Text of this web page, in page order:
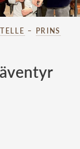
– PRINS